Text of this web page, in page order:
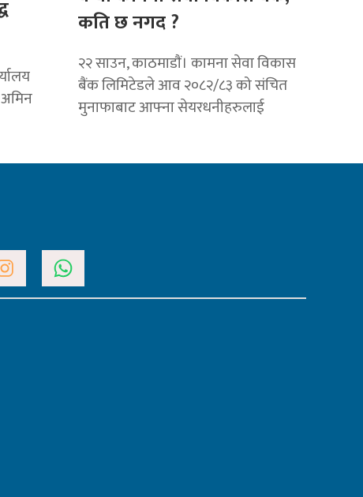
कति छ नगद ?
२२ साउन, काठमाडाैं। कामना सेवा विकास
बैंक लिमिटेडले आव २०८२/८३ को संचित
मुनाफाबाट आफ्ना सेयरधनीहरुलाई